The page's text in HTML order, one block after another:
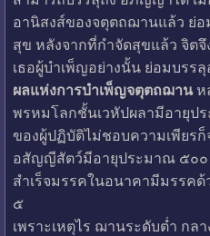
อานิสงส์ของจตุตถฌานแล้ว ย่
สุข หลังจากที่กำจัดสุขแล้ว จิต
เธอผู้บำเพ็ญอย่างนั้น ย่อมบรร
ผลแห่งการบำเพ็ญจตุตถฌานห
พรหมโลกชั้นเวหัปผลามีอายุป
ของผู้ปฏิบัติไม่ชอบความเพียร
อสัญญีสัตว์มีอายุประมาณ ๕๐๐
สำเร็จมรรคในอนาคามีมรรค
๕
เพราะเหตุไร ฌานระดับต่ำ กล